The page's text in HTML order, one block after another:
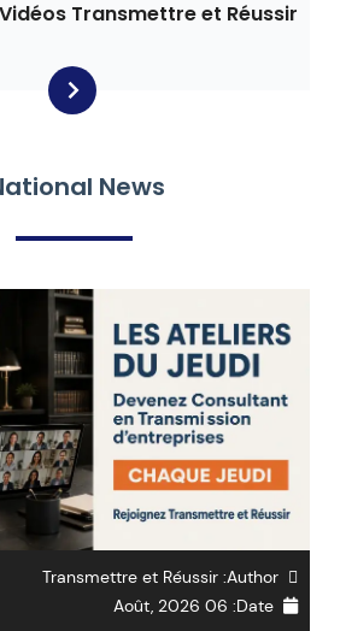
Transmettre et Réussir
News
Transmettre et Réussir
06 Août, 2026